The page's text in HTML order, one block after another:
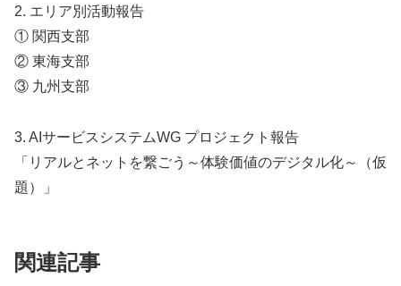
2. エリア別活動報告
① 関西支部
② 東海支部
③ 九州支部
3. AIサービスシステムWG プロジェクト報告
「リアルとネットを繋ごう～体験価値のデジタル化～（仮
題）」
関連記事